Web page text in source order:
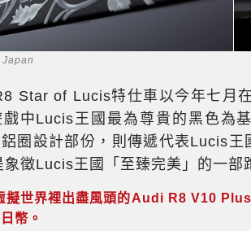
Japan
Star of Lucis特仕車以今年七月
中Lucis王國最為尊貴的黑色為
圈設計部份，則傳遞代表Lucis
徵Lucis王國「至臻完美」的一部
擬世界裡出盡風頭的Audi R8 V10
幣。